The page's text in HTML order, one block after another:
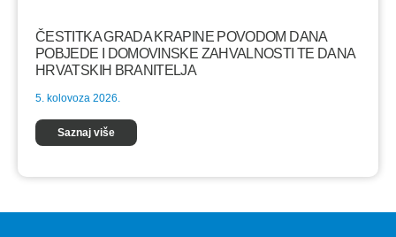
ČESTITKA GRADA KRAPINE POVODOM DANA
POBJEDE I DOMOVINSKE ZAHVALNOSTI TE DANA
HRVATSKIH BRANITELJA
5. kolovoza 2026.
Saznaj više